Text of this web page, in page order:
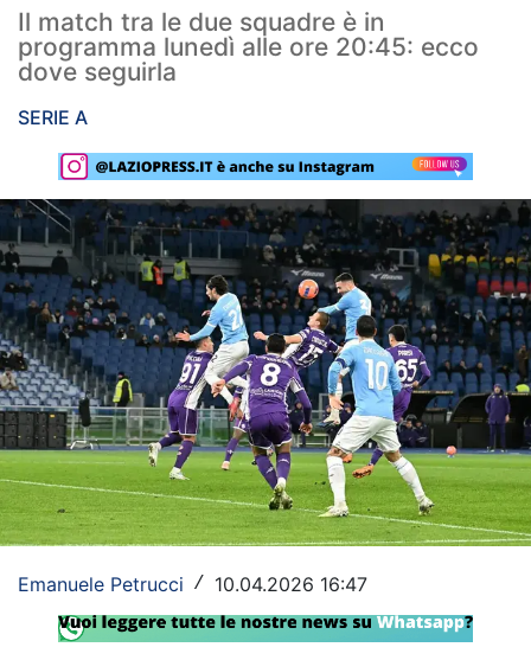
Primavera
Calciomercato
Lazio Women
Rassegna Lazio
Social
Calcio
Serie A
Champions League
Europa League
Altri Sport
Formula 1
Il match tra le due squadre è in
programma lunedì alle ore 20:45: ecco
dove seguirla
SERIE A
Emanuele Petrucci / 10.04.2026 16:47